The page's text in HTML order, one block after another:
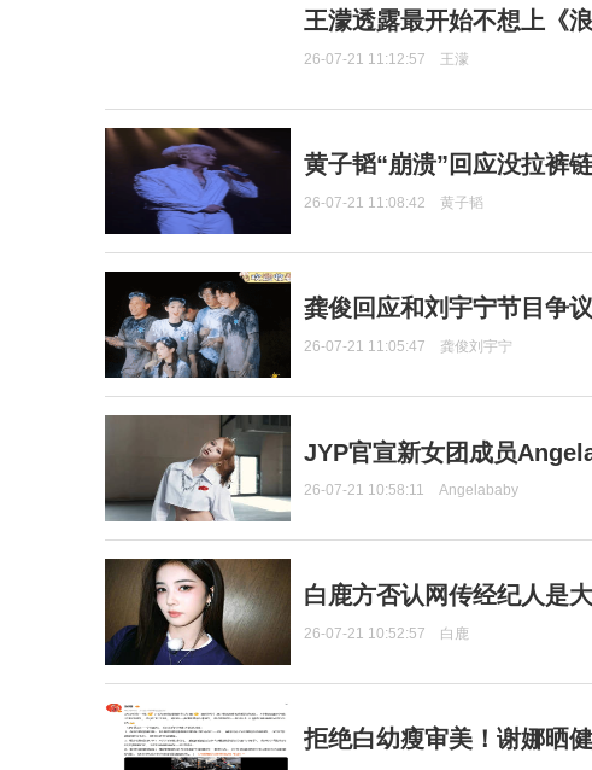
王濛透露最开始不想上《
26-07-21 11:12:57 王濛
黄子韬“崩溃”回应没拉裤
26-07-21 11:08:42 黄子韬
龚俊回应和刘宇宁节目争
26-07-21 11:05:47 龚俊刘宇宁
JYP官宣新女团成员
26-07-21 10:58:11 Angelababy
白鹿方否认网传经纪人是
26-07-21 10:52:57 白鹿
拒绝白幼瘦审美！谢娜晒